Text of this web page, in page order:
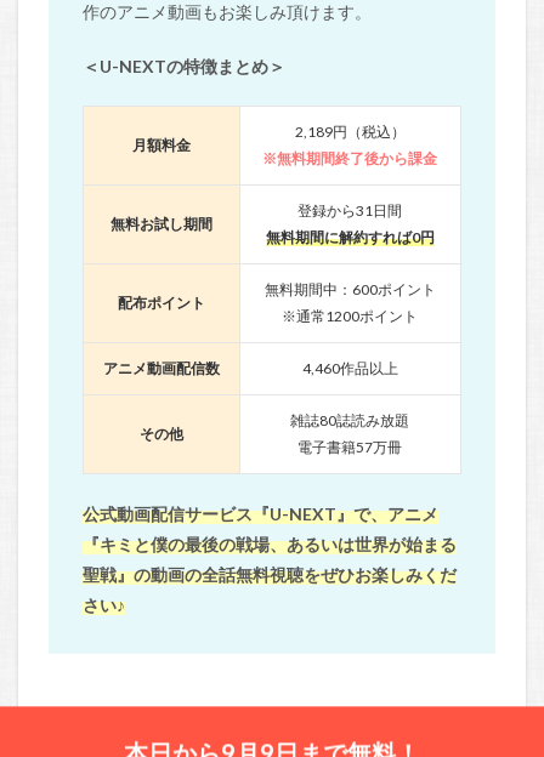
作のアニメ動画もお楽しみ頂けます。
＜U-NEXTの特徴まとめ＞
月額料金
2,189円（税込）
※無料期間終了後から課金
無料お試し期間
登録から31日間
無料期間に解約すれば0円
配布ポイント
無料期間中：600ポイント
※通常1200ポイント
アニメ動画配信数 4,460作品以上
その他
雑誌80誌読み放題
電子書籍57万冊
公式動画配信サービス『U-NEXT』で、アニメ
『キミと僕の最後の戦場、あるいは世界が始まる
聖戦』の動画の全話無料視聴をぜひお楽しみくだ
さい♪
本日から9月9日まで無料！